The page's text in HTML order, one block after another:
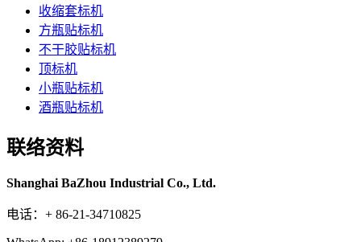
收缩套标机
方瓶贴标机
不干胶贴标机
顶标机
小瓶贴标机
酒瓶贴标机
联络资料
Shanghai BaZhou Industrial Co., Ltd.
电话：+ 86-21-34710825